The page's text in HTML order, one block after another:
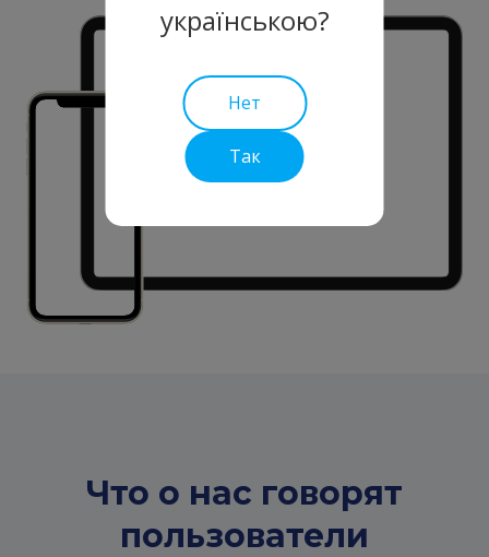
українською?
Нет
Так
Что о нас говорят
пользователи